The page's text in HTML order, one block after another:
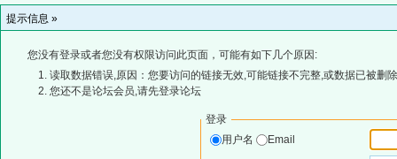
提示信息 »
您没有登录或者您没有权限访问此页面，可能有如下几个原因:
读取数据错误,原因：您要访问的链接无效,可能链接不完整,或数据已被删
您还不是论坛会员,请先登录论坛
登录
用户名
Email